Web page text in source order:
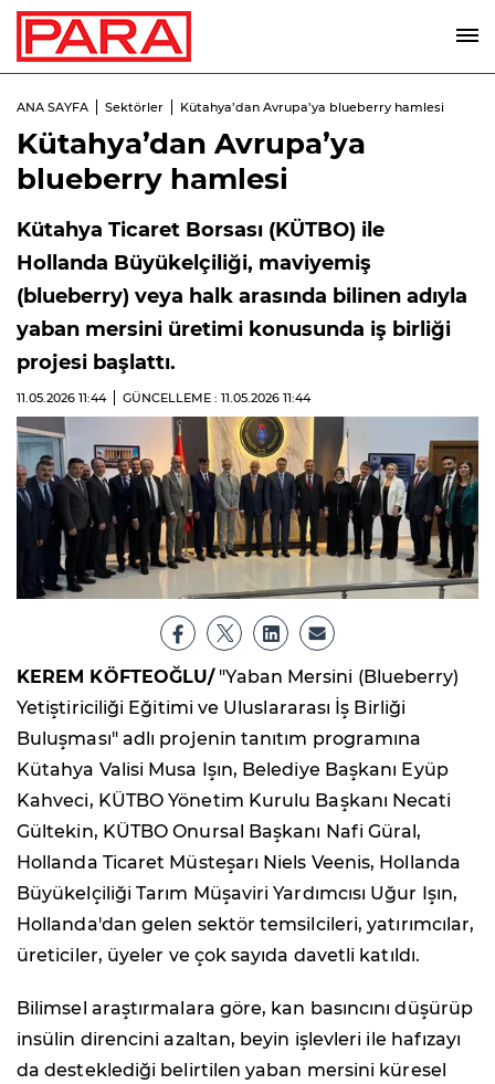
ANA SAYFA Sektörler Kütahya’dan Avrupa’ya blueberry hamlesi
Kütahya’dan Avrupa’ya
blueberry hamlesi
Kütahya Ticaret Borsası (KÜTBO) ile
Hollanda Büyükelçiliği, maviyemiş
(blueberry) veya halk arasında bilinen adıyla
yaban mersini üretimi konusunda iş birliği
projesi başlattı.
11.05.2026 11:44 GÜNCELLEME : 11.05.2026 11:44
KEREM KÖFTEOĞLU/"Yaban Mersini (Blueberry)
Yetiştiriciliği Eğitimi ve Uluslararası İş Birliği
Buluşması" adlı projenin tanıtım programına
Kütahya Valisi Musa Işın, Belediye Başkanı Eyüp
Kahveci, KÜTBO Yönetim Kurulu Başkanı Necati
Gültekin, KÜTBO Onursal Başkanı Nafi Güral,
Hollanda Ticaret Müsteşarı Niels Veenis, Hollanda
Büyükelçiliği Tarım Müşaviri Yardımcısı Uğur Işın,
Hollanda'dan gelen sektör temsilcileri, yatırımcılar,
üreticiler, üyeler ve çok sayıda davetli katıldı.
Bilimsel araştırmalara göre, kan basıncını düşürüp
insülin direncini azaltan, beyin işlevleri ile hafızayı
da desteklediği belirtilen yaban mersini küresel